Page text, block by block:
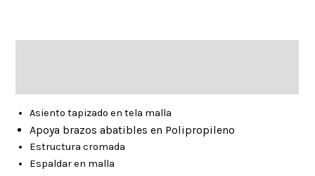
Asiento tapizado en tela malla
Apoya brazos abatibles en Polipropileno
Estructura cromada
Espaldar en malla